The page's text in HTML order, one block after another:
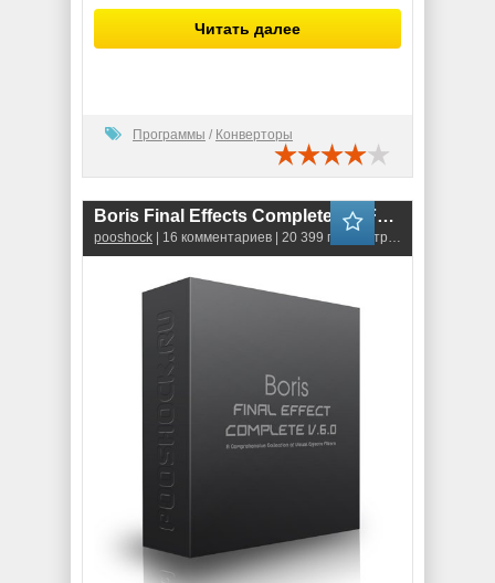
Читать далее
Программы / Конверторы
Boris Final Effects Complete 6.0 For Adobe CS5, CS4, CS3
pooshock | 16 комментариев | 20 399 просмотров